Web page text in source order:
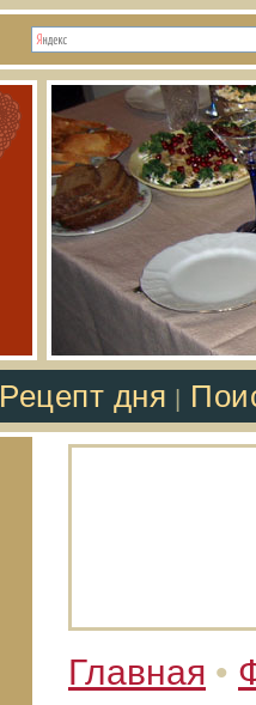
Рецепт дня
Главная •